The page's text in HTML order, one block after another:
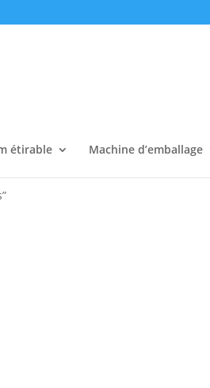
étirable Machine d’emballage